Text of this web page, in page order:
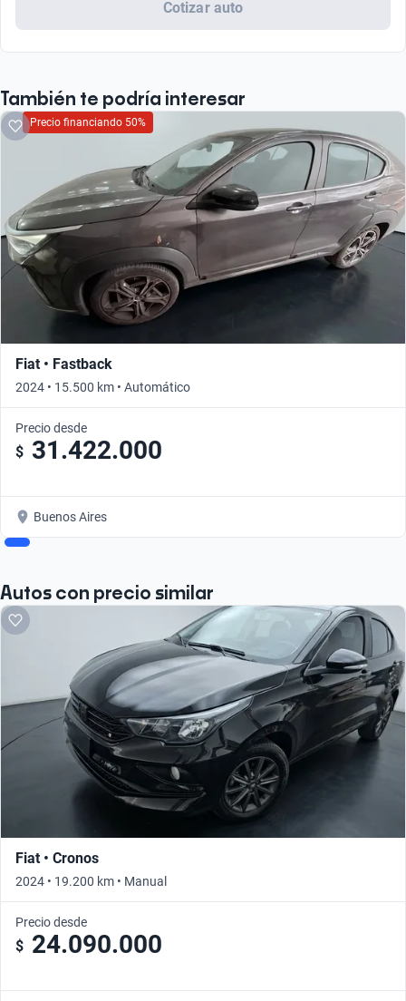
Cotizar auto
También te podría interesar
Precio financiando 50%
Fiat • Fastback
2024 • 15.500 km • Automático
Precio desde
$ 31.422.000
Buenos Aires
Autos con precio similar
Fiat • Cronos
2024 • 19.200 km • Manual
Precio desde
$ 24.090.000